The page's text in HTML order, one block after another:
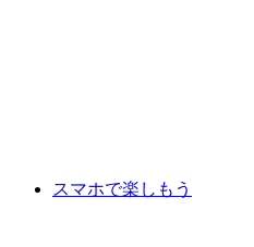
スマホで楽しもう